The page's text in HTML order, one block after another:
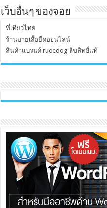
เว็บอื่นๆ ของจอย
ที่เที่ยวไทย
ร้านขายเสื้อยืดออนไลน์
สินค้าแบรนด์ rudedog ลิขสิทธิ์แท้